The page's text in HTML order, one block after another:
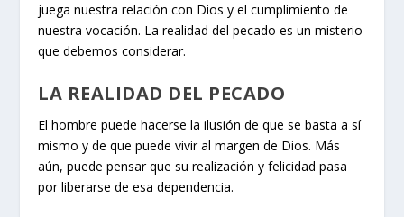
juega nuestra relación con Dios y el cumplimiento de
nuestra vocación. La realidad del pecado es un misterio
que debemos considerar.
LA REALIDAD DEL PECADO
El hombre puede hacerse la ilusión de que se basta a sí
mismo y de que puede vivir al margen de Dios. Más
aún, puede pensar que su realización y felicidad pasa
por liberarse de esa dependencia.